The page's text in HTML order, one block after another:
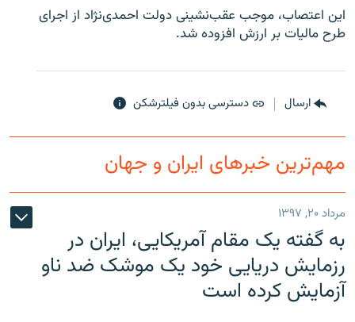
اين اعتصاب، موجب عقب‌نشينی دولت احمدی‌نژاد از اجرای
طرح ماليات بر ارزش افزوده شد.
ارسال دسترسی بدون فیلترشکن
مهم‌ترین خبرهای ایران و جهان
مرداد ۲۰, ۱۳۹۷
به گفته یک مقام آمریکایی، ایران در
رزمایش دریایی خود یک موشک ضد ناو
آزمایش کرده است